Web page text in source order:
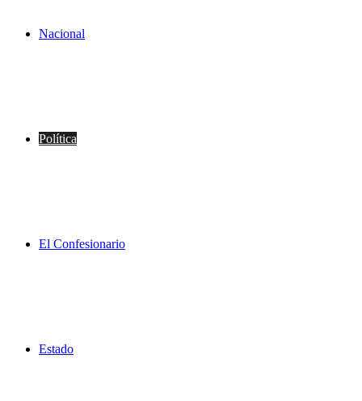
Nacional
Política
El Confesionario
Estado